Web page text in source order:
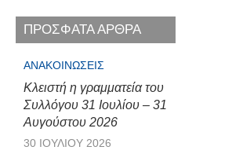
ΠΡΟΣΦΑΤΑ ΑΡΘΡΑ
ΑΝΑΚΟΙΝΏΣΕΙΣ
Κλειστή η γραμματεία του
Συλλόγου 31 Ιουλίου – 31
Αυγούστου 2026
30 ΙΟΥΛΊΟΥ 2026